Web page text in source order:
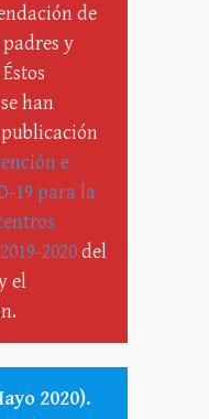
de
y
han
e
19 para la
2020del
el
2020).